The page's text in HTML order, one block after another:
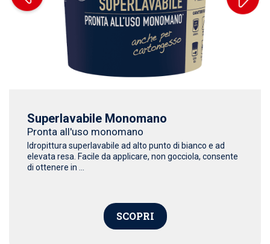
Superlavabile Monomano
Pronta all'uso monomano
Idropittura superlavabile ad alto punto di bianco e ad
elevata resa. Facile da applicare, non gocciola, consente
di ottenere in ...
SCOPRI